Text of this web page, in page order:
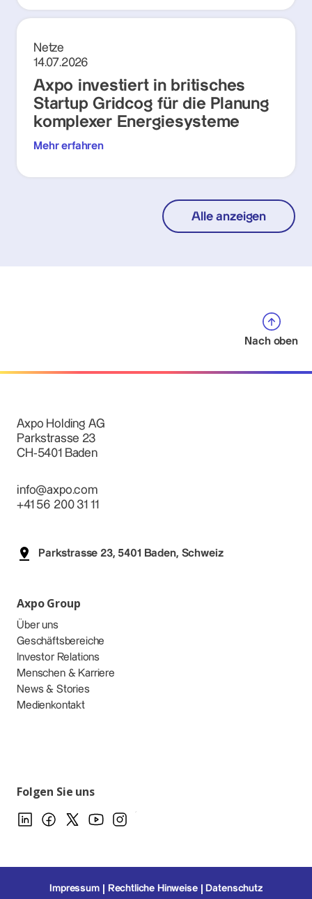
Netze
14.07.2026
Axpo investiert in britisches
Startup Gridcog für die Planung
komplexer Energiesysteme
Mehr erfahren
Alle anzeigen
Nach oben
Axpo Holding AG
Parkstrasse 23
CH-5401 Baden
info@axpo.com
+41 56 200 31 11
Parkstrasse 23, 5401 Baden, Schweiz
Axpo Group
Über uns
Geschäftsbereiche
Investor Relations
Menschen & Karriere
News & Stories
Medienkontakt
Folgen Sie uns
Impressum Rechtliche Hinweise Datenschutz